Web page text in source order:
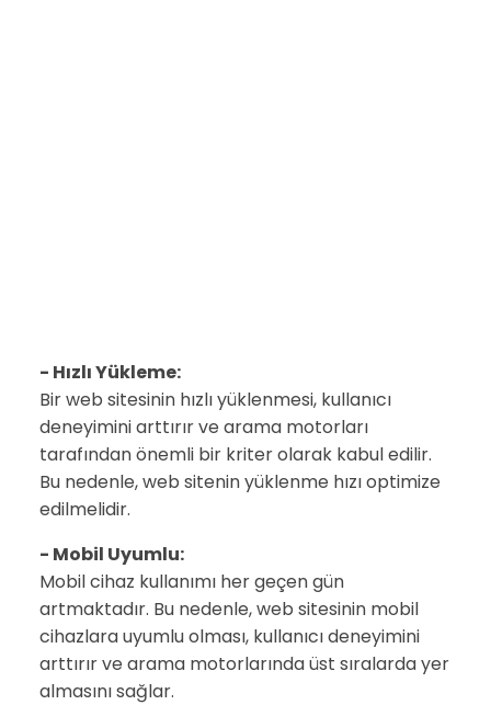
- Hızlı Yükleme:
Bir web sitesinin hızlı yüklenmesi, kullanıcı
deneyimini arttırır ve arama motorları
tarafından önemli bir kriter olarak kabul edilir.
Bu nedenle, web sitenin yüklenme hızı optimize
edilmelidir.
- Mobil Uyumlu:
Mobil cihaz kullanımı her geçen gün
artmaktadır. Bu nedenle, web sitesinin mobil
cihazlara uyumlu olması, kullanıcı deneyimini
arttırır ve arama motorlarında üst sıralarda yer
almasını sağlar.